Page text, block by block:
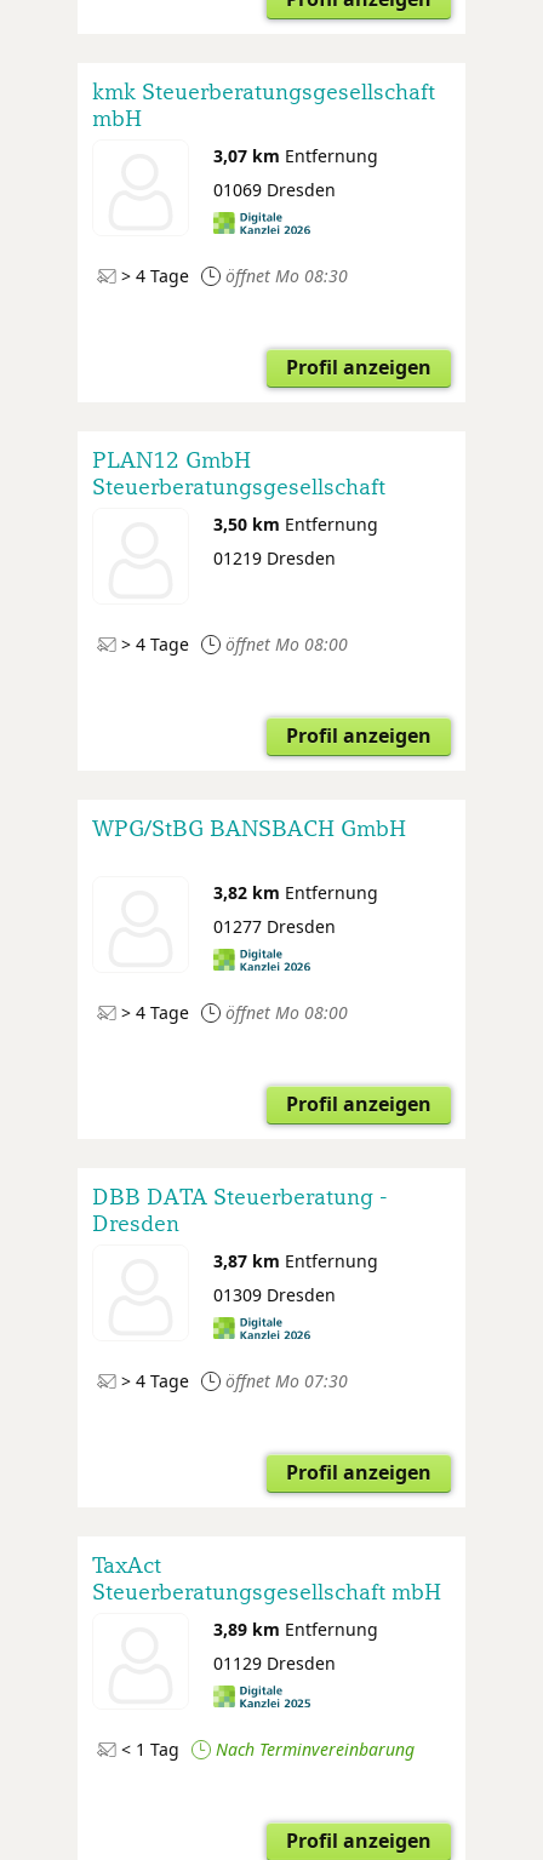
kmk Steuerberatungsgesellschaft
mbH
3,07 km Entfernung
01069 Dresden
> 4 Tage öffnet Mo 08:30
Profil anzeigen
PLAN12 GmbH
Steuerberatungsgesellschaft
3,50 km Entfernung
01219 Dresden
> 4 Tage öffnet Mo 08:00
Profil anzeigen
WPG/StBG BANSBACH GmbH
3,82 km Entfernung
01277 Dresden
> 4 Tage öffnet Mo 08:00
Profil anzeigen
DBB DATA Steuerberatung -
Dresden
3,87 km Entfernung
01309 Dresden
> 4 Tage öffnet Mo 07:30
Profil anzeigen
TaxAct
Steuerberatungsgesellschaft mbH
3,89 km Entfernung
01129 Dresden
< 1 Tag Nach Terminvereinbarung
Profil anzeigen